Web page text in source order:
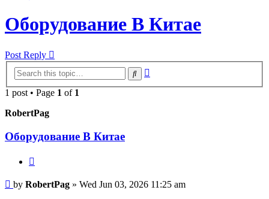
Оборудование В Китае
Post Reply
Search
1 post • Page 1 of 1
RobertPag
Оборудование В Китае
Post
by RobertPag » Wed Jun 03, 2026 11:25 am